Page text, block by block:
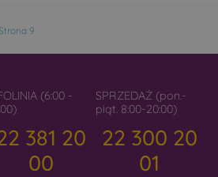
9
(6:00 -
381 20
00
SPRZEDAŻ (pon.-
piąt. 8:00-20:00)
22 300 20
01